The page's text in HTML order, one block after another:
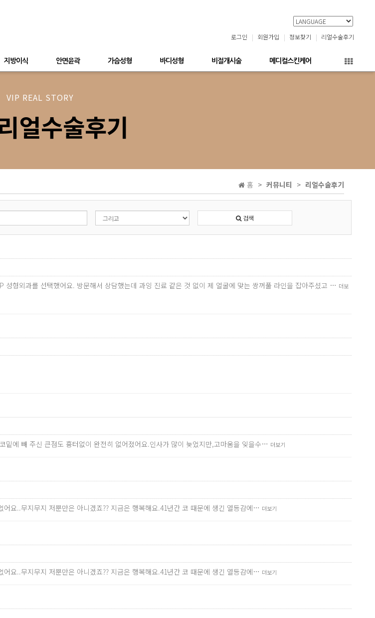
로그인 회원가입 정보찾기 리얼수술후기
지방이식 안면윤곽 가슴성형 바디성형 비절개시술 메디컬스킨케어
VIP REAL STORY
얼수술후기
홈 커뮤니티 리얼수술후기
검색
성형외과를 선택했어요. 방문해서 상담했는데 과잉 진료 같은 것 없이 제 얼굴에 맞는 쌍꺼풀 라인을 잡아주셨고 … 더보
에 빼 주신 큰점도 흉터없이 완전히 없어졌어요.인사가 많이 늦었지만,고마움을 잊을수… 더보기
요..무지무지 저뿐만은 아니겠죠?? 지금은 행복해요.41년간 코 때문에 생긴 열등감에… 더보기
요..무지무지 저뿐만은 아니겠죠?? 지금은 행복해요.41년간 코 때문에 생긴 열등감에… 더보기